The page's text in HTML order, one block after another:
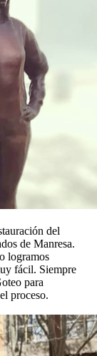
del
de Manresa.
logramos
fácil. Siempre
para
proceso.